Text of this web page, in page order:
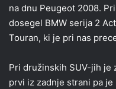
na dnu Peugeot 2008.
dosegel BMW serija 2
Touran, ki je pri nas
Pri družinskih SUV-jih je
prvi iz zadnje strani pa